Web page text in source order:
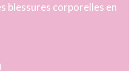
blessures corporelles en